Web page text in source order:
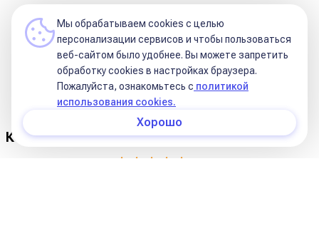
Рейтинг:
Комментарии
Мы обрабатываем cookies с целью
персонализации сервисов и чтобы пользоваться
веб-сайтом было удобнее. Вы можете запретить
обработку сookies в настройках браузера.
Пожалуйста, ознакомьтесь с политикой
использования cookies.
Хорошо